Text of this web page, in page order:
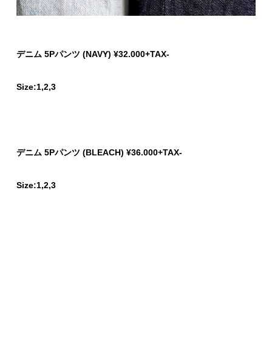
デニム 5Pパンツ (NAVY) ¥32.000+TAX-
Size:1,2,3
デニム 5Pパンツ (BLEACH) ¥36.000+TAX-
Size:1,2,3